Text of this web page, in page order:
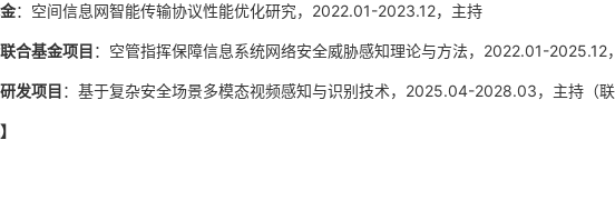
：空间信息网智能传输协议性能优化研究，2022.01-2023.12，主持
合基金项目：空管指挥保障信息系统网络安全威胁感知理论与方法，2022.01-2025.12
发项目：基于复杂安全场景多模态视频感知与识别技术，2025.04-2028.03，主持（联
】